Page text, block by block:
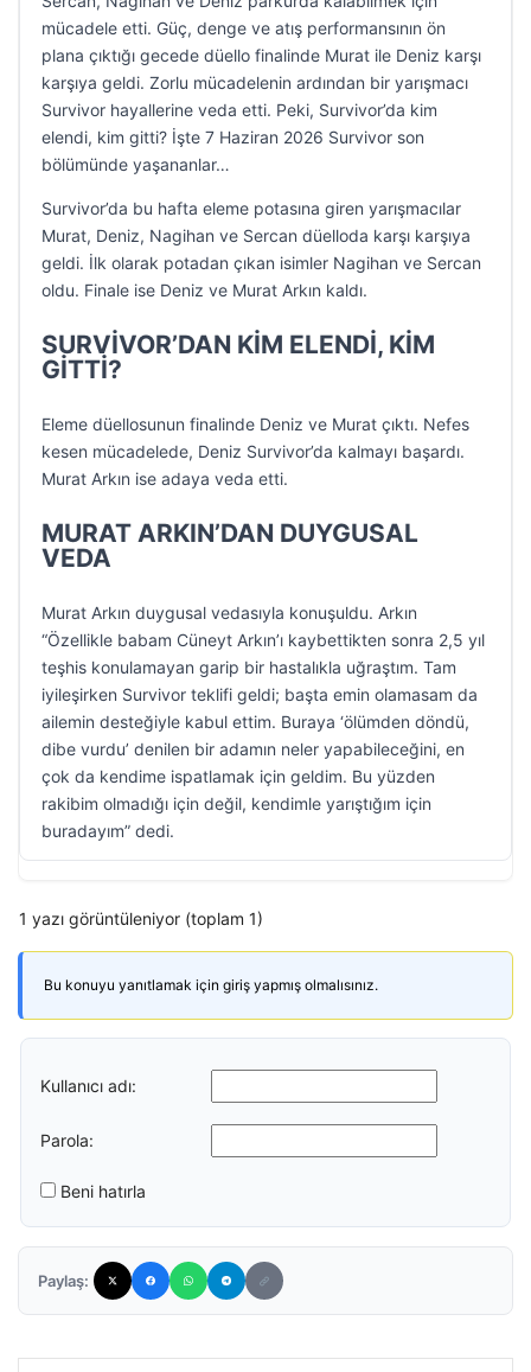
mücadele etti. Güç, denge ve atış performansının ön
plana çıktığı gecede düello finalinde Murat ile Deniz karşı
karşıya geldi. Zorlu mücadelenin ardından bir yarışmacı
Survivor hayallerine veda etti. Peki, Survivor’da kim
elendi, kim gitti? İşte 7 Haziran 2026 Survivor son
bölümünde yaşananlar…
Survivor’da bu hafta eleme potasına giren yarışmacılar
Murat, Deniz, Nagihan ve Sercan düelloda karşı karşıya
geldi. İlk olarak potadan çıkan isimler Nagihan ve Sercan
oldu. Finale ise Deniz ve Murat Arkın kaldı.
SURVİVOR’DAN KİM ELENDİ, KİM
GİTTİ?
Eleme düellosunun finalinde Deniz ve Murat çıktı. Nefes
kesen mücadelede, Deniz Survivor’da kalmayı başardı.
Murat Arkın ise adaya veda etti.
MURAT ARKIN’DAN DUYGUSAL
VEDA
Murat Arkın duygusal vedasıyla konuşuldu. Arkın
“Özellikle babam Cüneyt Arkın’ı kaybettikten sonra 2,5 yıl
teşhis konulamayan garip bir hastalıkla uğraştım. Tam
iyileşirken Survivor teklifi geldi; başta emin olamasam da
ailemin desteğiyle kabul ettim. Buraya ‘ölümden döndü,
dibe vurdu’ denilen bir adamın neler yapabileceğini, en
çok da kendime ispatlamak için geldim. Bu yüzden
rakibim olmadığı için değil, kendimle yarıştığım için
buradayım” dedi.
1 yazı görüntüleniyor (toplam 1)
Bu konuyu yanıtlamak için giriş yapmış olmalısınız.
Kullanıcı adı:
Parola:
Beni hatırla
Paylaş: